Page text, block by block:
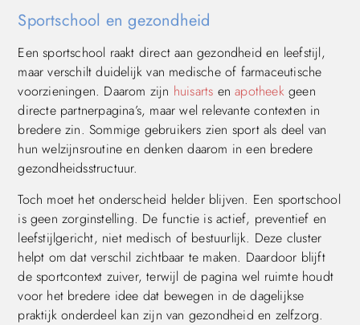
Sportschool en gezondheid
Een sportschool raakt direct aan gezondheid en leefstijl,
maar verschilt duidelijk van medische of farmaceutische
voorzieningen. Daarom zijn huisarts enapotheekgeen
directe partnerpagina’s, maar wel relevante contexten in
bredere zin. Sommige gebruikers zien sport als deel van
hun welzijnsroutine en denken daarom in een bredere
gezondheidsstructuur.
Toch moet het onderscheid helder blijven. Een sportschool
is geen zorginstelling. De functie is actief, preventief en
leefstijlgericht, niet medisch of bestuurlijk. Deze cluster
helpt om dat verschil zichtbaar te maken. Daardoor blijft
de sportcontext zuiver, terwijl de pagina wel ruimte houdt
voor het bredere idee dat bewegen in de dagelijkse
praktijk onderdeel kan zijn van gezondheid en zelfzorg.